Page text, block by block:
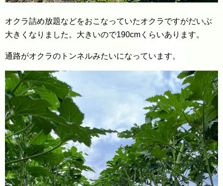
オクラ詰め放題などをおこなっていたオクラですがだいぶ
大きくなりました。大きいので190cmくらいあります。
通路がオクラのトンネルみたいになっています。